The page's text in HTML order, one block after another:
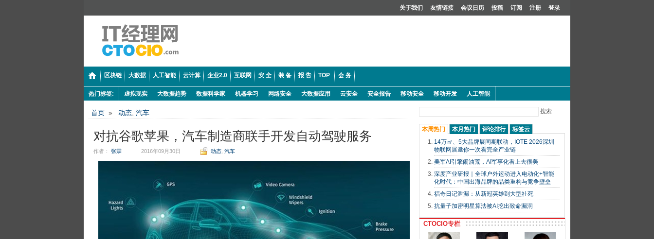
关于我们 友情链接 会议日历 投稿 订阅 注册 登录
区块链 大数据 人工智能 云计算 企业2.0 互联网 安 全 装 备 报 告 TOP 会 务
热门标签: 虚拟现实 大数据趋势 数据科学家 机器学习 网络安全 大数据应用 云安全 安全报告 移动安全 移动开发 人工智能
首页 » 动态 汽车
对抗谷歌苹果，汽车制造商联手开发自动驾驶服务
作者： 张霖 2016年09月30日 动态 汽车
搜索
本周热门 本月热门 评论排行
标签云
14万㎡、5大品牌展同期联动，IOTE 2026深圳
物联网展邀你一次看完全产业链
美军AI引擎闹油荒，AI军事化看上去很美
深度产业研报｜全球户外运动进入电动化+智能
化时代：中国出海品牌的品类重构与竞争壁垒
福奇日记泄漏：从新冠英雄到大型社死
抗量子加密明星算法被AI挖出致命漏洞
CTOCIO专栏